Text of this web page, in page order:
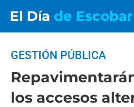
El Día de Escobar
GESTIÓN PÚBLICA
los accesos